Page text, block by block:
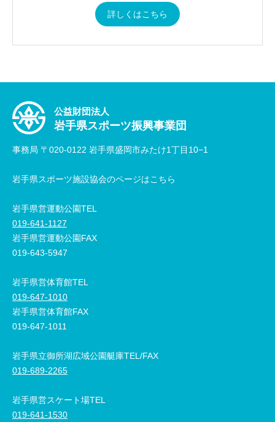
詳しくはこちら
公益財団法人
岩手県スポーツ振興事業団
事務局 〒020-0122 岩手県盛岡市みたけ1丁目10−1
岩手県スポーツ施設協会のページはこちら
岩手県営運動公園TEL
019-641-1127
岩手県営運動公園FAX
019-643-5947
岩手県営体育館TEL
019-647-1010
岩手県営体育館FAX
019-647-1011
岩手県立御所湖広域公園艇庫TEL/FAX
019-689-2265
岩手県営スケート場TEL
019-641-1530